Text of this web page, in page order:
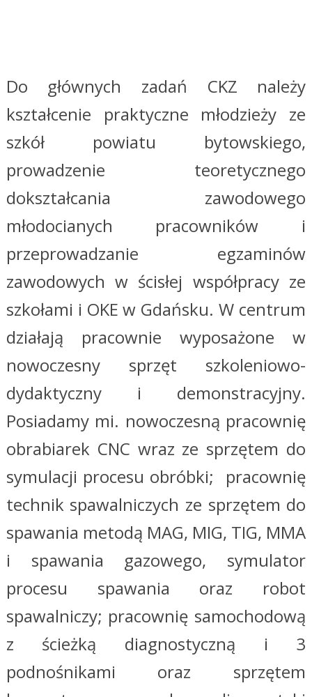
Do głównych zadań CKZ należy
kształcenie praktyczne młodzieży ze
szkół powiatu bytowskiego,
prowadzenie teoretycznego
dokształcania zawodowego
młodocianych pracowników i
przeprowadzanie egzaminów
zawodowych w ścisłej współpracy ze
szkołami i OKE w Gdańsku. W centrum
działają pracownie wyposażone w
nowoczesny sprzęt szkoleniowo-
dydaktyczny i demonstracyjny.
Posiadamy mi. nowoczesną pracownię
obrabiarek CNC wraz ze sprzętem do
symulacji procesu obróbki; pracownię
technik spawalniczych ze sprzętem do
spawania metodą MAG, MIG, TIG, MMA
i spawania gazowego, symulator
procesu spawania oraz robot
spawalniczy; pracownię samochodową
z ścieżką diagnostyczną i 3
podnośnikami oraz sprzętem